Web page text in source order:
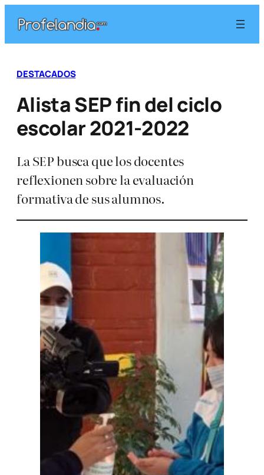
contenido
DESTACADOS
Alista SEP fin del ciclo
escolar 2021-2022
La SEP busca que los docentes
reflexionen sobre la evaluación
formativa de sus alumnos.